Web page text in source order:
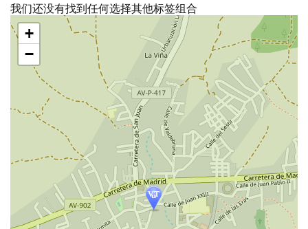
我们还没有找到任何选择其他标签组合
跳
过
地
图
+
−